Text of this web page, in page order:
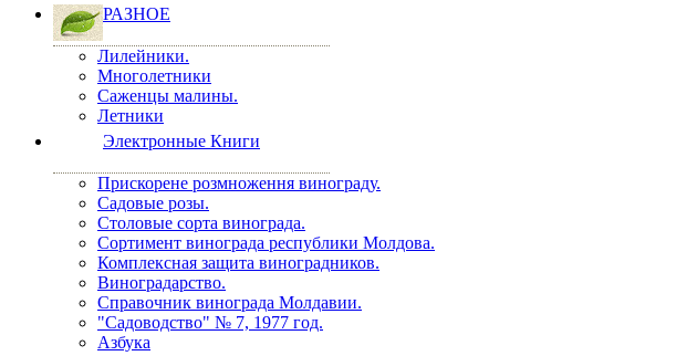
РАЗНОЕ
Лилейники.
Многолетники
Саженцы малины.
Летники
Электронные Книги
Прискорене розмноження винограду.
Садовые розы.
Столовые сорта винограда.
Сортимент винограда республики Молдова.
Комплексная защита виноградников.
Виноградарство.
Справочник винограда Молдавии.
"Садоводство" № 7, 1977 год.
Азбука